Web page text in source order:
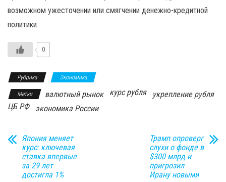
возможном ужесточении или смягчении денежно-кредитной
политики.
0
Рубрика Экономика
Метки валютный рынок курс рубля
укрепление рубля
ЦБ РФ
экономика России
Япония меняет
курс: ключевая
ставка впервые
за 29 лет
достигла 1%
Трамп опроверг
слухи о фонде в
$300 млрд и
пригрозил
Ирану новыми